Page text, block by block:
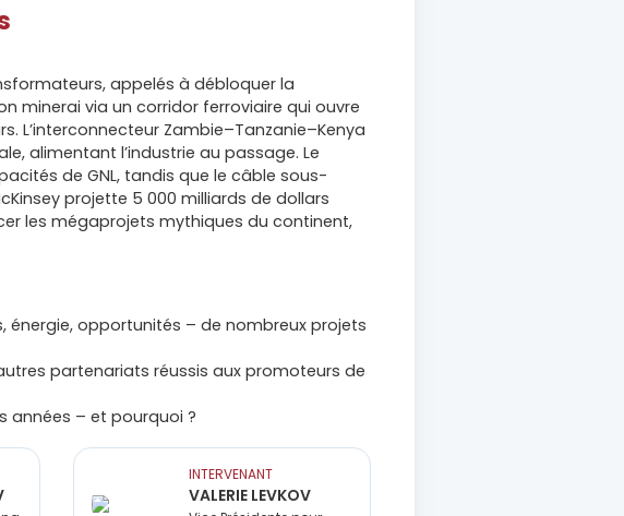
appelés à débloquer la
minerai via un corridor ferroviaire qui ouvre
L’interconnecteur Zambie–Tanzanie–Kenya
alimentant l’industrie au passage. Le
de GNL, tandis que le câble sous-
projette 5 000 milliards de dollars
les mégaprojets mythiques du continent,
énergie, opportunités – de nombreux projets
partenariats réussis aux promoteurs de
années – et pourquoi ?
INTERVENANT
VALERIE LEVKOV